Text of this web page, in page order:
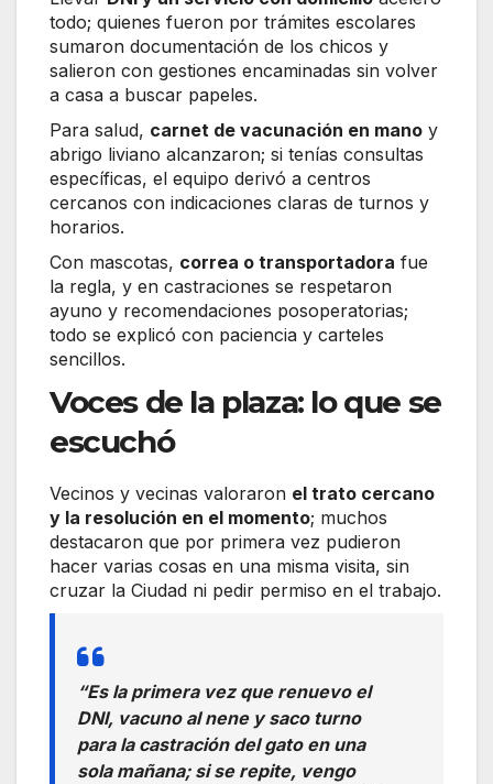
todo; quienes fueron por trámites escolares
sumaron documentación de los chicos y
salieron con gestiones encaminadas sin volver
a casa a buscar papeles.
Para salud, carnet de vacunación en mano y
abrigo liviano alcanzaron; si tenías consultas
específicas, el equipo derivó a centros
cercanos con indicaciones claras de turnos y
horarios.
Con mascotas, correa o transportadora fue
la regla, y en castraciones se respetaron
ayuno y recomendaciones posoperatorias;
todo se explicó con paciencia y carteles
sencillos.
Voces de la plaza: lo que se
escuchó
Vecinos y vecinas valoraron el trato cercano
y la resolución en el momento; muchos
destacaron que por primera vez pudieron
hacer varias cosas en una misma visita, sin
cruzar la Ciudad ni pedir permiso en el trabajo.
“Es la primera vez que renuevo el
DNI, vacuno al nene y saco turno
para la castración del gato en una
sola mañana; si se repite, vengo